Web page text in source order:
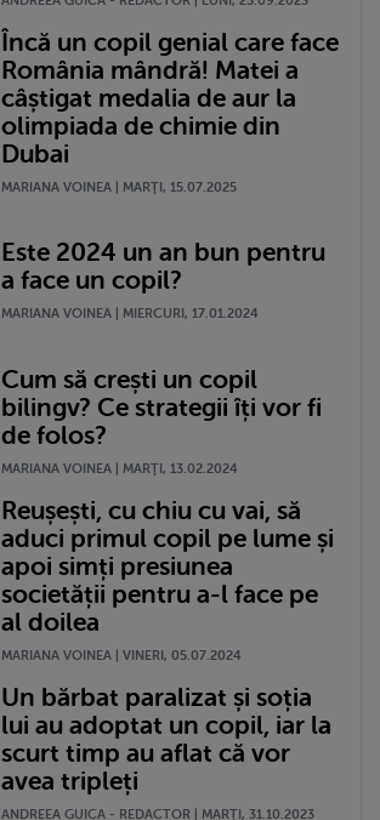
Încă un copil genial care face
România mândră! Matei a
câștigat medalia de aur la
olimpiada de chimie din
Dubai
MARIANA VOINEA | MARŢI, 15.07.2025
Este 2024 un an bun pentru
a face un copil?
MARIANA VOINEA | MIERCURI, 17.01.2024
Cum să crești un copil
bilingv? Ce strategii îți vor fi
de folos?
MARIANA VOINEA | MARŢI, 13.02.2024
Reușești, cu chiu cu vai, să
aduci primul copil pe lume și
apoi simți presiunea
societății pentru a-l face pe
al doilea
MARIANA VOINEA | VINERI, 05.07.2024
Un bărbat paralizat și soția
lui au adoptat un copil, iar la
scurt timp au aflat că vor
avea tripleți
ANDREEA GUICA - REDACTOR | MARŢI, 31.10.2023